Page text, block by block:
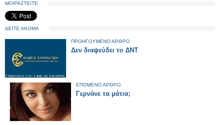
ΜΟΙΡΑΣΤΕΙΤΕ
ΔΕΙΤΕ ΑΚΟΜΑ
ΠΡΟΗΓΟΥΜΕΝΟ ΑΡΘΡΟ
Δεν διαψεύδει το ΔΝΤ
ΕΠΟΜΕΝΟ ΑΡΘΡΟ
Γερνάνε τα μάτια;